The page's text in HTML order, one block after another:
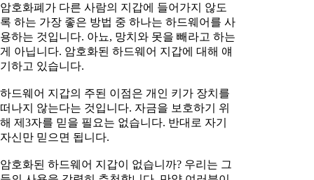
암호화폐가 다른 사람의 지갑에 들어가지 않도
록 하는 가장 좋은 방법 중 하나는 하드웨어를 사
용하는 것입니다. 아뇨, 망치와 못을 빼라고 하는
게 아닙니다. 암호화된 하드웨어 지갑에 대해 얘
기하고 있습니다.
하드웨어 지갑의 주된 이점은 개인 키가 장치를
떠나지 않는다는 것입니다. 자금을 보호하기 위
해 제3자를 믿을 필요는 없습니다. 반대로 자기
자신만 믿으면 됩니다.
암호화된 하드웨어 지갑이 없습니까? 우리는 그